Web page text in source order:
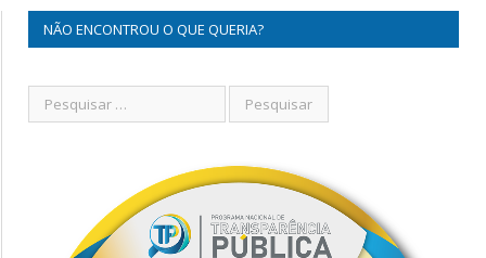
NÃO ENCONTROU O QUE QUERIA?